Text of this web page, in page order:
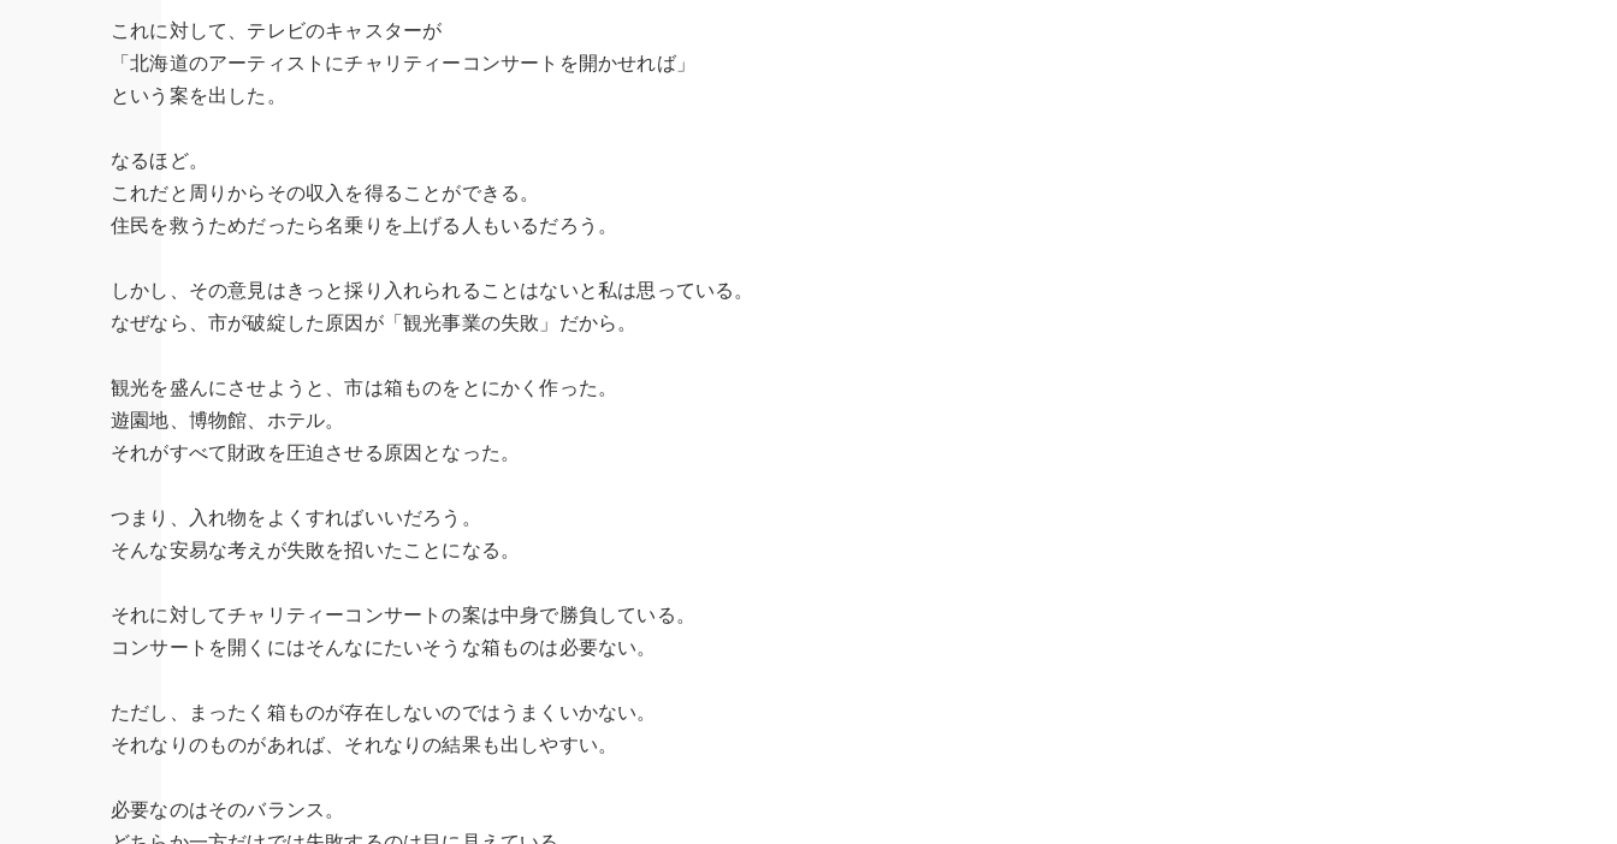
これに対して、テレビのキャスターが
「北海道のアーティストにチャリティーコンサートを開かせれば」
という案を出した。
なるほど。
これだと周りからその収入を得ることができる。
住民を救うためだったら名乗りを上げる人もいるだろう。
しかし、その意見はきっと採り入れられることはないと私は思っている。
なぜなら、市が破綻した原因が「観光事業の失敗」だから。
観光を盛んにさせようと、市は箱ものをとにかく作った。
遊園地、博物館、ホテル。
それがすべて財政を圧迫させる原因となった。
つまり、入れ物をよくすればいいだろう。
そんな安易な考えが失敗を招いたことになる。
それに対してチャリティーコンサートの案は中身で勝負している。
コンサートを開くにはそんなにたいそうな箱ものは必要ない。
ただし、まったく箱ものが存在しないのではうまくいかない。
それなりのものがあれば、それなりの結果も出しやすい。
必要なのはそのバランス。